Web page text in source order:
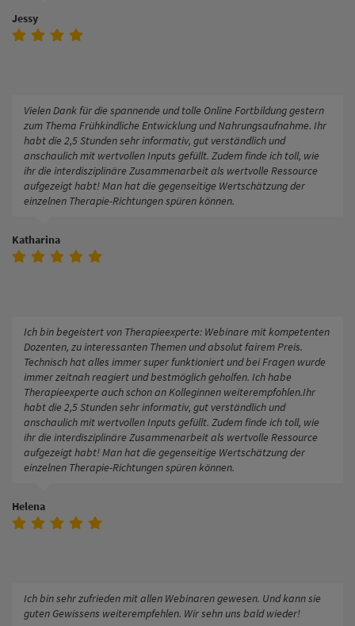
Jessy
Vielen Dank für die spannende und tolle Online Fortbildung gestern
zum Thema Frühkindliche Entwicklung und Nahrungsaufnahme. Ihr
habt die 2,5 Stunden sehr informativ, gut verständlich und
anschaulich mit wertvollen Inputs gefüllt. Zudem finde ich toll, wie
ihr die interdisziplinäre Zusammenarbeit als wertvolle Ressource
aufgezeigt habt! Man hat die gegenseitige Wertschätzung der
einzelnen Therapie-Richtungen spüren können.
Katharina
Ich bin begeistert von Therapieexperte: Webinare mit kompetenten
Dozenten, zu interessanten Themen und absolut fairem Preis.
Technisch hat alles immer super funktioniert und bei Fragen wurde
immer zeitnah reagiert und bestmöglich geholfen. Ich habe
Therapieexperte auch schon an Kolleginnen weiterempfohlen.Ihr
habt die 2,5 Stunden sehr informativ, gut verständlich und
anschaulich mit wertvollen Inputs gefüllt. Zudem finde ich toll, wie
ihr die interdisziplinäre Zusammenarbeit als wertvolle Ressource
aufgezeigt habt! Man hat die gegenseitige Wertschätzung der
einzelnen Therapie-Richtungen spüren können.
Helena
Ich bin sehr zufrieden mit allen Webinaren gewesen. Und kann sie
guten Gewissens weiterempfehlen. Wir sehn uns bald wieder!